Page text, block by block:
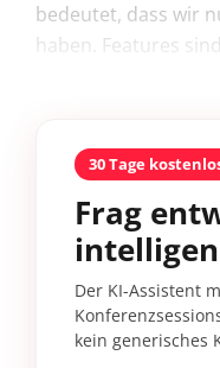
bedeutet, dass wir
haben. Features
30 Tage
Frag
Der KI-Assistent
kein generisches